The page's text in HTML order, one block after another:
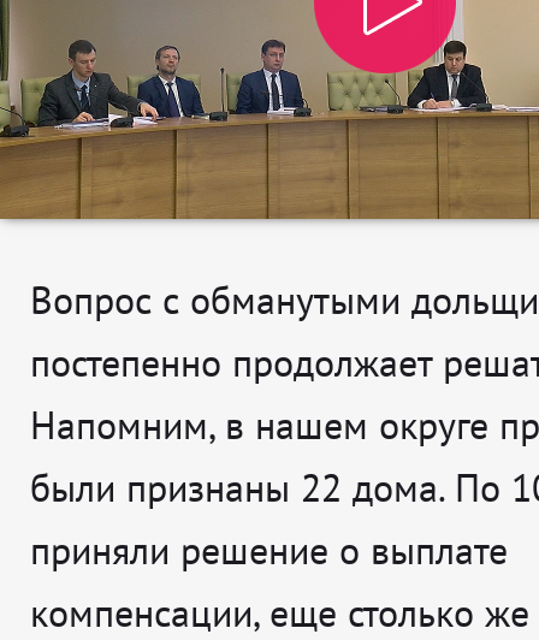
Вопрос с обманутыми
постепенно продолжает
Напомним, в нашем округе
были признаны 22 дома. По
приняли решение о выплате
компенсации, еще столько